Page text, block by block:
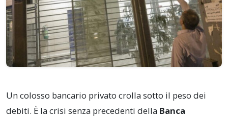
Un colosso bancario privato crolla sotto il peso dei
debiti. È la crisi senza precedenti della Banca